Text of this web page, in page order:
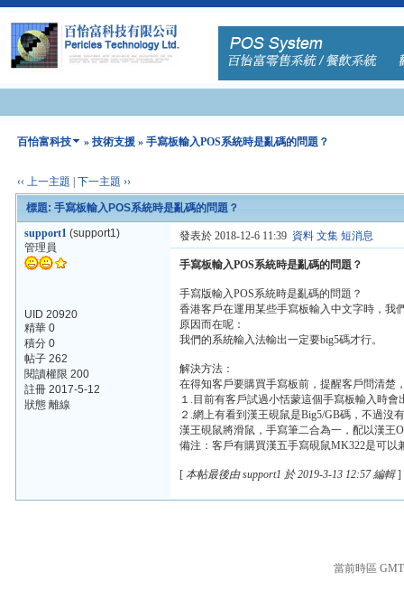
百怡富科技 »技術支援 » 手寫板輸入POS系統時是亂碼的問題？
‹‹ 上一主題 |下一主題 ››
標題: 手寫板輸入POS系統時是亂碼的問題？
support1 (support1)
管理員
UID 20920
精華 0
積分 0
帖子 262
閱讀權限 200
註冊 2017-5-12
狀態 離線
發表於 2018-12-6 11:39 資料 文集 短消息
手寫板輸入POS系統時是亂碼的問題？
手寫版輸入POS系統時是亂碼的問題？
香港客戶在運用某些手寫板輸入中文字時，
原因而在呢：
我們的系統輸入法輸出一定要big5碼才行。
解決方法：
在得知客戶要購買手寫板前，提醒客戶問清楚
１.目前有客戶試過小恬蒙這個手寫板輸入時會
２.網上有看到漢王硯鼠是Big5/GB碼，不過沒
漢王硯鼠將滑鼠，手寫筆二合為一，配以漢王
備注：客戶有購買漢五手寫硯鼠MK322是可以
[ 本帖最後由 support1 於 2019-3-13 12:57 編輯]
當前時區